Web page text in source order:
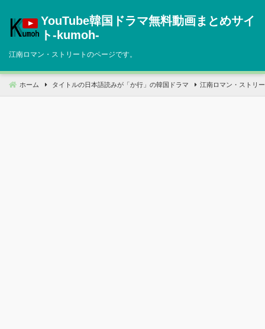
へ
動
YouTube韓国ドラマ無料動画まとめサイ
ト‐kumoh‐
江南ロマン・ストリートのページです。
ホーム タイトルの日本語読みが「か行」の韓国ドラマ 江南ロマン・ストリ